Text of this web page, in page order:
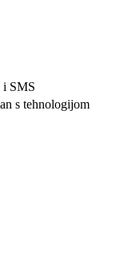
i SMS
s tehnologijom